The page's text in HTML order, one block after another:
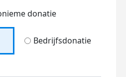
donatie
Bedrijfsdonatie